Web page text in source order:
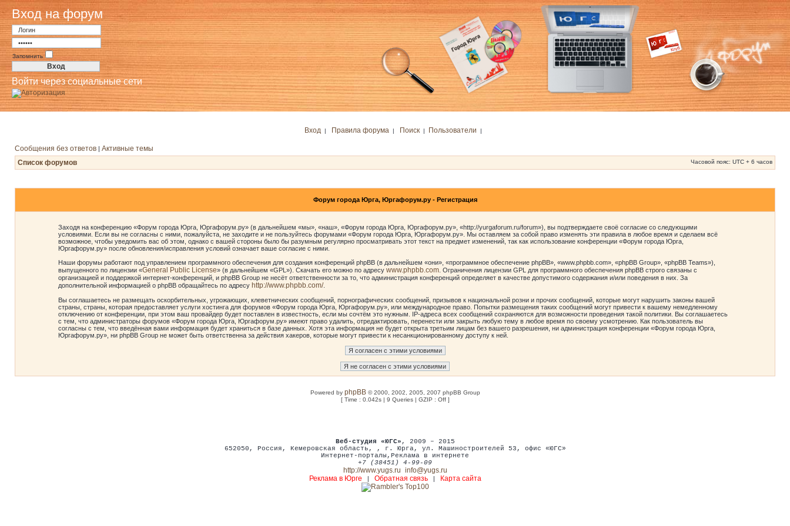
Вход на форум
Запомнить
Войти через социальные сети
Вход | Правила форума | Поиск | Пользователи |
Сообщения без ответов | Активные темы
Список форумов
Часовой пояс: UTC + 6 часов
Форум города Юрга, Юргафорум.ру - Регистрация
Заходя на конференцию «Форум города Юрга, Юргафорум.ру» (в дальнейшем «мы», «наш», «Форум города Юрга, Юргафорум.ру», «http://yurgaforum.ru/forum»), вы подтверждаете своё согласие со следующими
условиями. Если вы не согласны с ними, пожалуйста, не заходите и не пользуйтесь форумами «Форум города Юрга, Юргафорум.ру». Мы оставляем за собой право изменять эти правила в любое время и сделаем всё
возможное, чтобы уведомить вас об этом, однако с вашей стороны было бы разумным регулярно просматривать этот текст на предмет изменений, так как использование конференции «Форум города Юрга,
Юргафорум.ру» после обновления/исправления условий означает ваше согласие с ними.
Наши форумы работают под управлением программного обеспечения для создания конференций phpBB (в дальнейшем «они», «программное обеспечение phpBB», «www.phpbb.com», «phpBB Group», «phpBB Teams»),
выпущенного по лицензии «General Public License» (в дальнейшем «GPL»). Скачать его можно по адресу www.phpbb.com. Ограничения лицензии GPL для программного обеспечения phpBB строго связаны с
организацией и поддержкой интернет-конференций, и phpBB Group не несёт ответственности за то, что администрация конференций определяет в качестве допустимого содержания и/или поведения в них. За
дополнительной информацией о phpBB обращайтесь по адресу http://www.phpbb.com/.
Вы соглашаетесь не размещать оскорбительных, угрожающих, клеветнических сообщений, порнографических сообщений, призывов к национальной розни и прочих сообщений, которые могут нарушить законы вашей
страны, страны, которая предоставляет услуги хостинга для форумов «Форум города Юрга, Юргафорум.ру», или международное право. Попытки размещения таких сообщений могут привести к вашему немедленному
отключению от конференции, при этом ваш провайдер будет поставлен в известность, если мы сочтём это нужным. IP-адреса всех сообщений сохраняются для возможности проведения такой политики. Вы соглашаетесь
с тем, что администраторы форумов «Форум города Юрга, Юргафорум.ру» имеют право удалить, отредактировать, перенести или закрыть любую тему в любое время по своему усмотрению. Как пользователь вы
согласны с тем, что введённая вами информация будет храниться в базе данных. Хотя эта информация не будет открыта третьим лицам без вашего разрешения, ни администрация конференции «Форум города Юрга,
Юргафорум.ру», ни phpBB Group не может быть ответственна за действия хакеров, которые могут привести к несанкционированному доступу к ней.
Powered by phpBB© 2000, 2002, 2005, 2007 phpBB Group
[ Time : 0.042s | 9 Queries | GZIP : Off ]
Веб-студия «ЮГС» , 2009 – 2015
652050 , Россия , Кемеровская область, , г. Юрга, ул. Машиностроителей 53 , офис «ЮГС»
Интернет-порталы , Реклама в интернете
+7 (38451) 4-99-09
http://www.yugs.ru info@yugs.ru
Реклама в Юрге
Обратная связь| Карта сайта